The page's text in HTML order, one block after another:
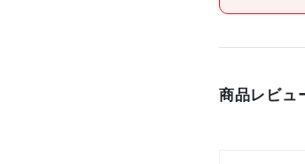
商品レビュ